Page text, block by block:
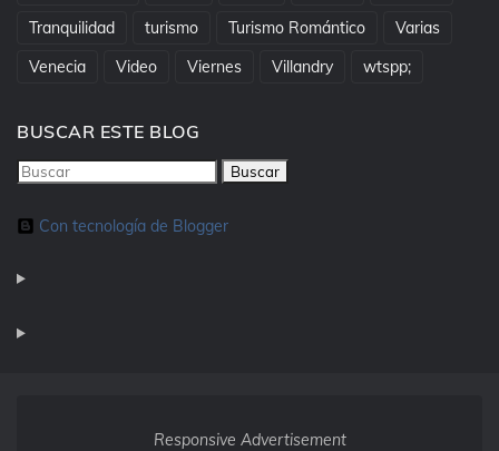
Tranquilidad
turismo Turismo Romántico
Varias
Venecia
Video Viernes Villandry wtspp;
BUSCAR ESTE BLOG
Con tecnología de Blogger
Responsive Advertisement